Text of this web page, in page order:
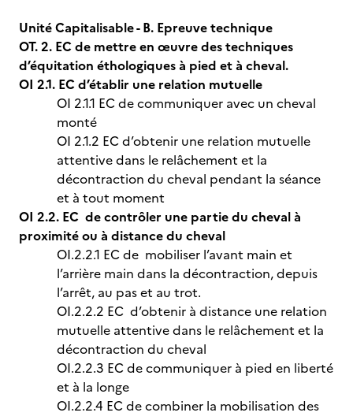
Unité Capitalisable - B. Epreuve technique
OT. 2. EC de mettre en œuvre des techniques
d’équitation éthologiques à pied et à cheval.
OI 2.1. EC d’établir une relation mutuelle
OI 2.1.1 EC de communiquer avec un cheval
monté
OI 2.1.2 EC d’obtenir une relation mutuelle
attentive dans le relâchement et la
décontraction du cheval pendant la séance
et à tout moment
OI 2.2. EC de contrôler une partie du cheval à
proximité ou à distance du cheval
OI.2.2.1 EC de mobiliser l’avant main et
l’arrière main dans la décontraction, depuis
l’arrêt, au pas et au trot.
OI.2.2.2 EC d’obtenir à distance une relation
mutuelle attentive dans le relâchement et la
décontraction du cheval
OI.2.2.3 EC de communiquer à pied en liberté
et à la longe
OI.2.2.4 EC de combiner la mobilisation des